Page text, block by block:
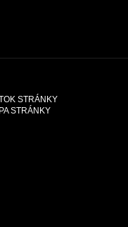
STRÁNKY
STRÁNKY